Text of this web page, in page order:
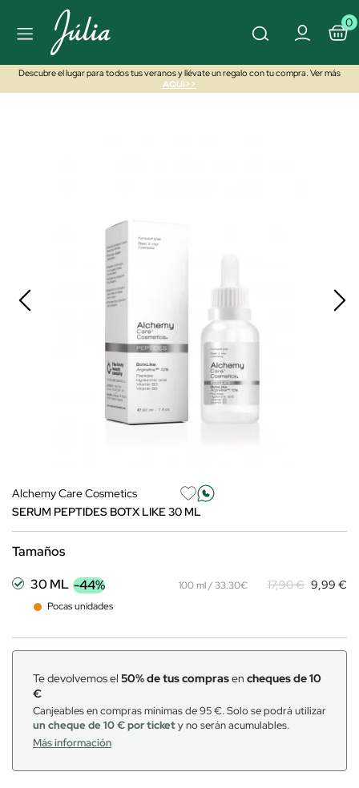
0
Descubre el lugar para todos tus veranos y llévate un regalo con tu compra. Ver más
AQUÍ>>
Alchemy Care Cosmetics
SERUM PEPTIDES BOTX LIKE 30 ML
Tamaños
30 ML -44%
Pocas unidades
100 ml / 33.30€ 17,90 € 9,99 €
Te devolvemos el 50% de tus comprasen cheques de 10
€
Canjeables en compras mínimas de 95 €. Solo se podrá utilizar
un cheque de 10 € por tickety no serán acumulables.
Más información